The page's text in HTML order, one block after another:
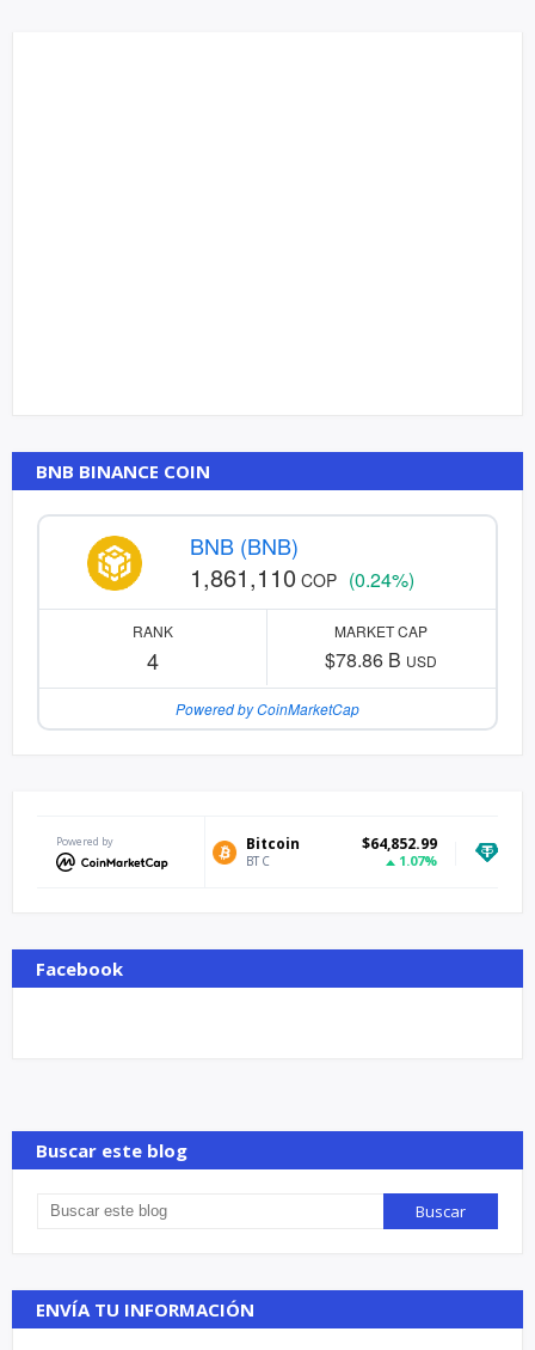
BNB BINANCE COIN
BNB (BNB)
1,861,110 COP (0.24%)
RANK
4
MARKET CAP
$78.86 B USD
Powered by CoinMarketCap
Powered by Bitcoin $64,852.99 Tether
USDT
Facebook
Buscar este blog
ENVÍA TU INFORMACIÓN